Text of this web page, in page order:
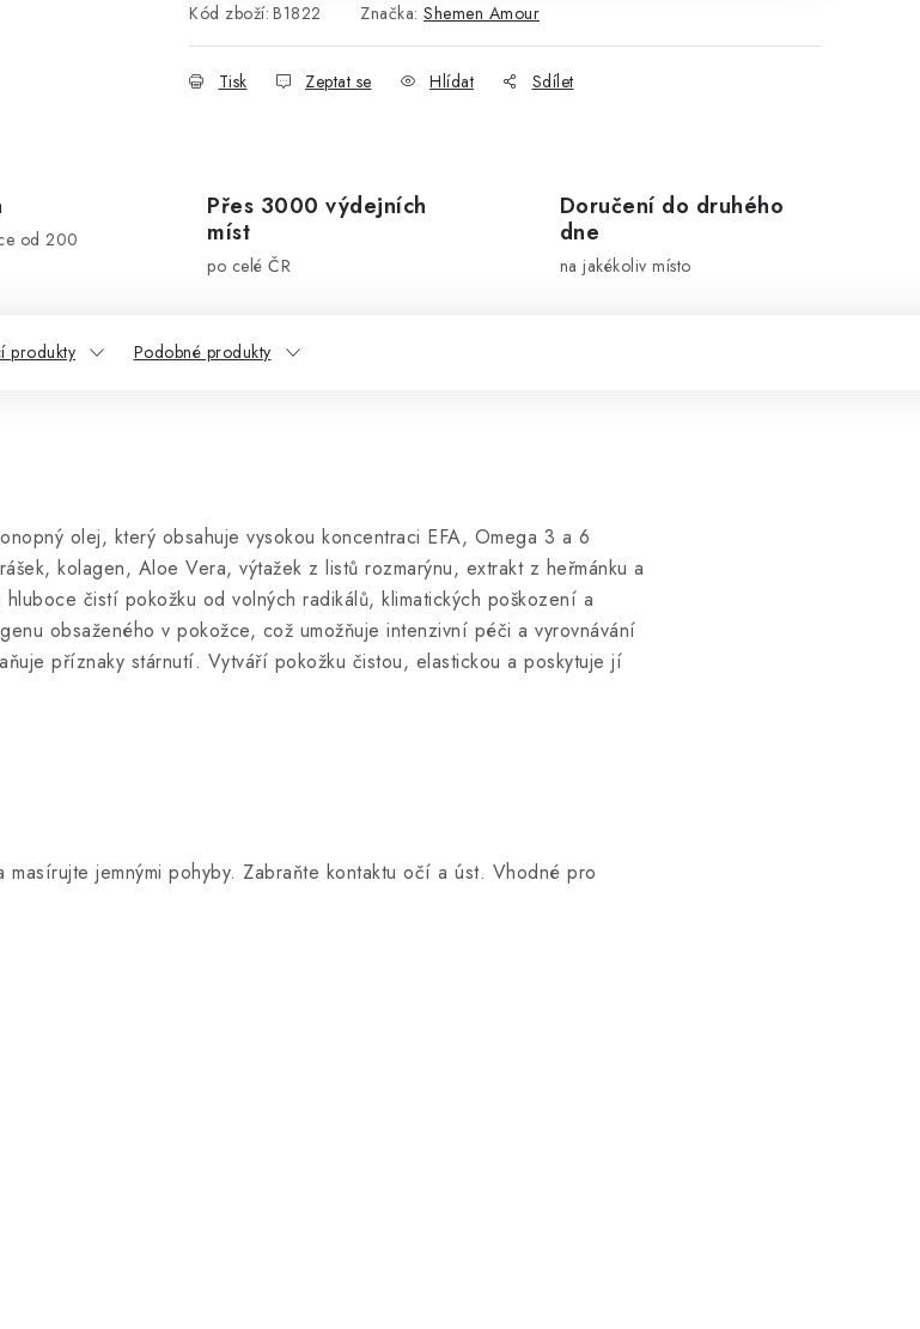
Kód zboží: B1822 Značka: Shemen Amour
Tisk Zeptat se Hlídat Sdílet
od 200
Přes 3000 výdejních
míst
po celé ČR
Doručení do druhého
dne
na jakékoliv místo
produkty Podobné produkty
olej, který obsahuje vysokou koncentraci EFA, Omega 3 a 6
kolagen, Aloe Vera, výtažek z listů rozmarýnu, extrakt z heřmánku a
čistí pokožku od volných radikálů, klimatických poškození a
obsaženého v pokožce, což umožňuje intenzivní péči a vyrovnávání
příznaky stárnutí. Vytváří pokožku čistou, elastickou a poskytuje jí
jemnými pohyby. Zabraňte kontaktu očí a úst. Vhodné pro